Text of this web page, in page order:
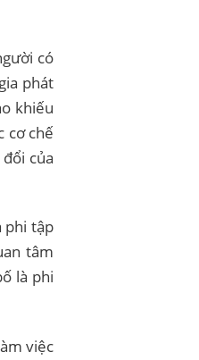
có
phát
khiếu
cơ chế
của
phi tập
tâm
là phi
việc